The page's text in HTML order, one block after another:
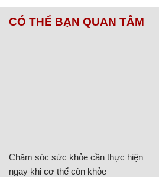
CÓ THỂ BẠN QUAN TÂM
Chăm sóc sức khỏe cần thực hiện
ngay khi cơ thể còn khỏe